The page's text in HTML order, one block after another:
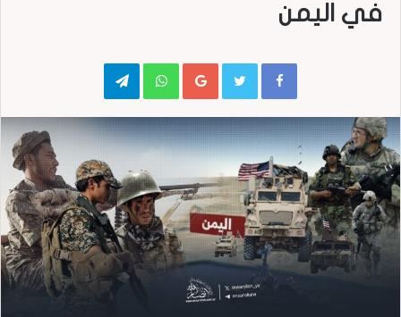
في اليمن
Google+
WhatsApp
Telegram